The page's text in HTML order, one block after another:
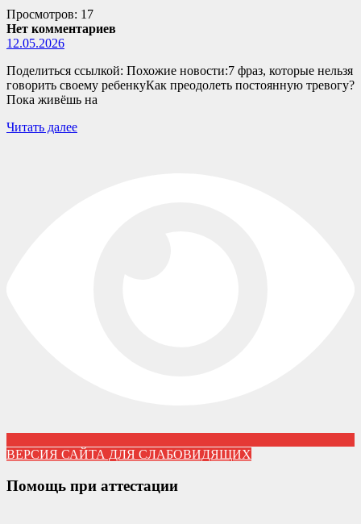
Просмотров: 17
Нет комментариев
12.05.2026
Поделиться ссылкой: Похожие новости:7 фраз, которые нельзя
говорить своему ребенкуКак преодолеть постоянную тревогу?
Пока живёшь на
Читать далее
ВЕРСИЯ САЙТА ДЛЯ СЛАБОВИДЯЩИХ
Помощь при аттестации